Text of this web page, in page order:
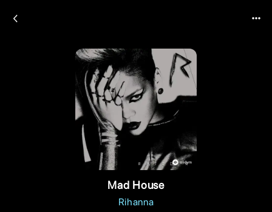
Mad House
Rihanna